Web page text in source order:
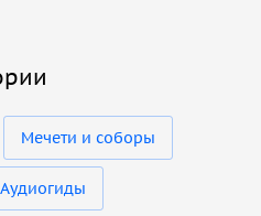
Мечети и соборы
Аудиогиды